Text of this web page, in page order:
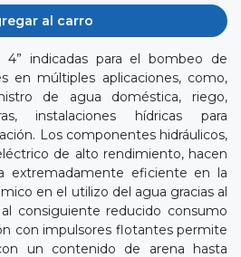
al carro
indicadas para el bombeo de
en múltiples aplicaciones, como,
de agua doméstica, riego,
instalaciones hídricas para
Los componentes hidráulicos,
de alto rendimiento, hacen
extremadamente eficiente en la
en el utilizo del agua gracias al
consiguiente reducido consumo
con impulsores flotantes permite
un contenido de arena hasta